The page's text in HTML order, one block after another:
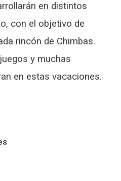
en distintos
con el objetivo de
rincón de Chimbas.
y muchas
en estas vacaciones.